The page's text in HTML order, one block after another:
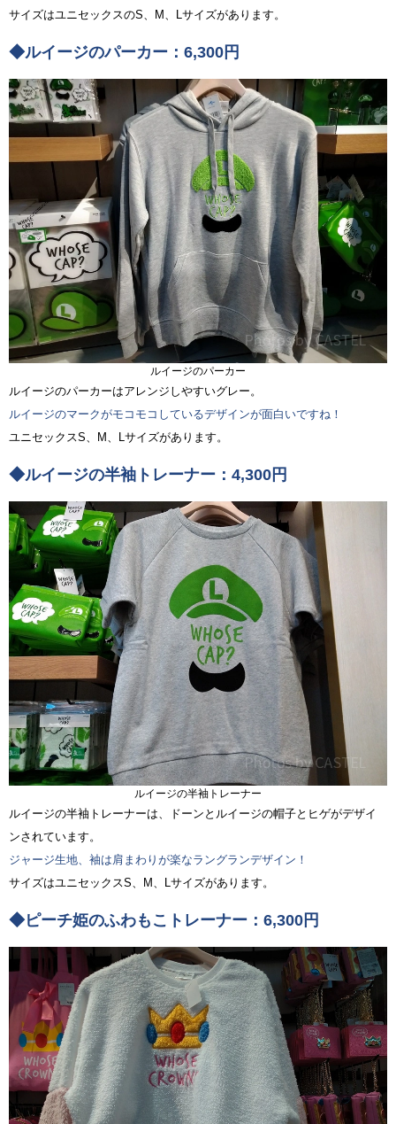
サイズはユニセックスのS、M、Lサイズがあります。
◆ルイージのパーカー：6,300円
ルイージのパーカー
ルイージのパーカーはアレンジしやすいグレー。
ルイージのマークがモコモコしているデザインが面白いですね！
ユニセックスS、M、Lサイズがあります。
◆ルイージの半袖トレーナー：4,300円
ルイージの半袖トレーナー
ルイージの半袖トレーナーは、ドーンとルイージの帽子とヒゲがデザイ
ンされています。
ジャージ生地、袖は肩まわりが楽なラングランデザイン！
サイズはユニセックスS、M、Lサイズがあります。
◆ピーチ姫のふわもこトレーナー：6,300円